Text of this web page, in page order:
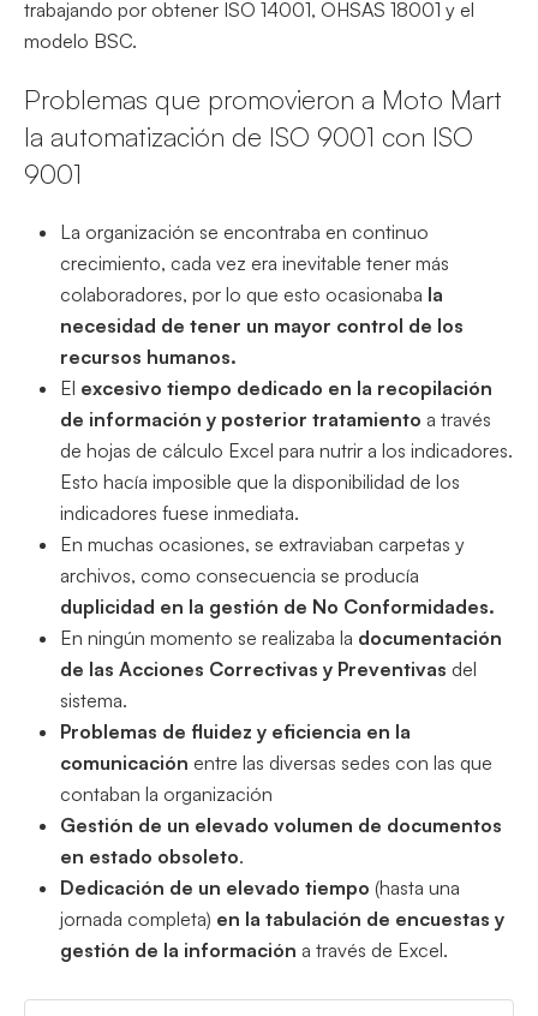
trabajando por obtener ISO 14001, OHSAS 18001 y el
modelo BSC.
Problemas que promovieron a Moto Mart
la automatización de ISO 9001 con ISO
9001
La organización se encontraba en continuo
crecimiento, cada vez era inevitable tener más
colaboradores, por lo que esto ocasionaba la
necesidad de tener un mayor control de los
recursos humanos.
El excesivo tiempo dedicado en la recopilación
de información y posterior tratamiento a través
de hojas de cálculo Excel para nutrir a los indicadores.
Esto hacía imposible que la disponibilidad de los
indicadores fuese inmediata.
En muchas ocasiones, se extraviaban carpetas y
archivos, como consecuencia se producía
duplicidad en la gestión de No Conformidades.
En ningún momento se realizaba la documentación
de las Acciones Correctivas y Preventivas del
sistema.
Problemas de fluidez y eficiencia en la
comunicación entre las diversas sedes con las que
contaban la organización
Gestión de un elevado volumen de documentos
en estado obsoleto.
Dedicación de un elevado tiempo (hasta una
jornada completa) en la tabulación de encuestas y
gestión de la información a través de Excel.